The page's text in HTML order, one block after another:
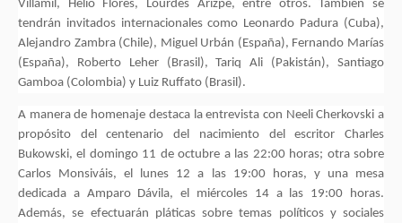
Villamil, Helio Flores, Lourdes Arizpe, entre otros. También se
tendrán invitados internacionales como Leonardo Padura (Cuba),
Alejandro Zambra (Chile), Miguel Urbán (España), Fernando Marías
(España), Roberto Leher (Brasil), Tariq Ali (Pakistán), Santiago
Gamboa (Colombia) y Luiz Ruffato (Brasil).
A manera de homenaje destaca la entrevista con Neeli Cherkovski a
propósito del centenario del nacimiento del escritor Charles
Bukowski, el domingo 11 de octubre a las 22:00 horas; otra sobre
Carlos Monsiváis, el lunes 12 a las 19:00 horas, y una mesa
dedicada a Amparo Dávila, el miércoles 14 a las 19:00 horas.
Además, se efectuarán pláticas sobre temas políticos y sociales